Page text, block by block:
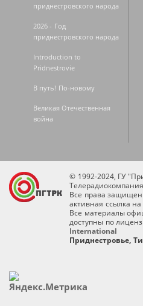
приднестровского народа
2026 - Год
приднестровского народа
Introduction to
Pridnestrovie
В путь! По-новому
Великая Отечественная
война
© 1992-2024, ГУ
Все права
активная ссылка
Все материалы
доступны по
International
Приднестровье,